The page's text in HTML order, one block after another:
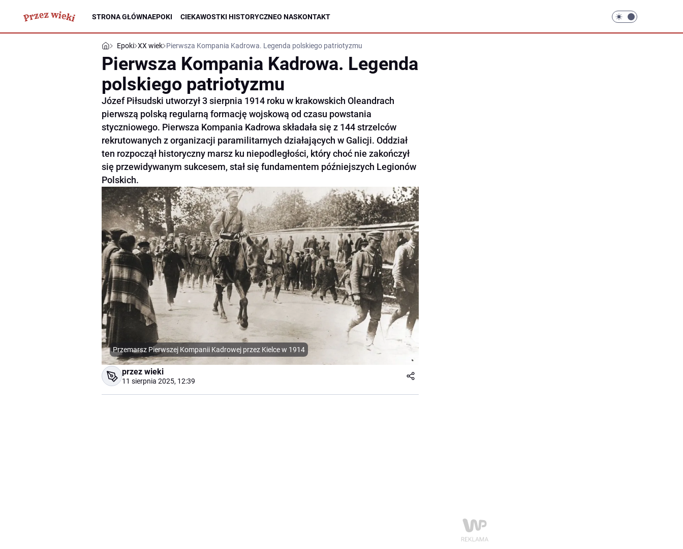
STRONA GŁÓWNAEPOKI CIEKAWOSTKI HISTORYCZNEO NASKONTAKT
Epoki XX wiek Pierwsza Kompania Kadrowa. Legenda polskiego patriotyzmu
Pierwsza Kompania Kadrowa. Legenda
polskiego patriotyzmu
Józef Piłsudski utworzył 3 sierpnia 1914 roku w krakowskich Oleandrach
pierwszą polską regularną formację wojskową od czasu powstania
styczniowego. Pierwsza Kompania Kadrowa składała się z 144 strzelców
rekrutowanych z organizacji paramilitarnych działających w Galicji. Oddział
ten rozpoczął historyczny marsz ku niepodległości, który choć nie zakończył
się przewidywanym sukcesem, stał się fundamentem późniejszych Legionów
Polskich.
Przemarsz Pierwszej Kompanii Kadrowej przez Kielce w 1914
przez wieki
11 sierpnia 2025, 12:39